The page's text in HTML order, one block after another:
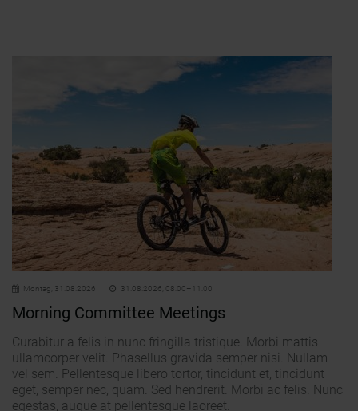
Montag, 31.08.2026 31.08.2026, 08:00–11:00
Morning Committee Meetings
Curabitur a felis in nunc fringilla tristique. Morbi mattis
ullamcorper velit. Phasellus gravida semper nisi. Nullam
vel sem. Pellentesque libero tortor, tincidunt et, tincidunt
eget, semper nec, quam. Sed hendrerit. Morbi ac felis. Nunc
egestas, augue at pellentesque laoreet.